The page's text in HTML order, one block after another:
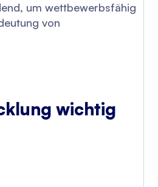
um wettbewerbsfähig
von
wichtig